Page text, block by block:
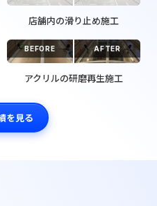
店舗内の滑り止め施工
BEFORE AFTER
アクリルの研磨再生施工
を見る